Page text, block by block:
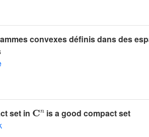
convexes définis dans des
set in
is a good compact set